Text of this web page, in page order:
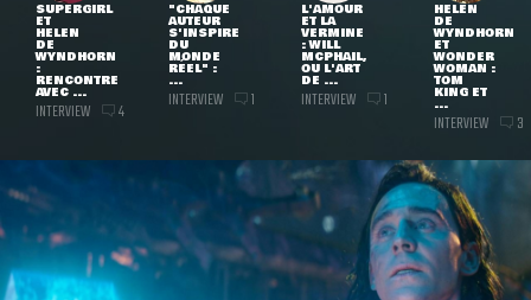
SUPERGIRL
ET
HELEN
DE
WYNDHORN
:
RENCONTRE
AVEC ...
INTERVIEW 4
"CHAQUE
AUTEUR
S'INSPIRE
DU
MONDE
RÉEL" :
...
INTERVIEW 1
L'AMOUR
ET LA
VERMINE
: WILL
MCPHAIL,
OU L'ART
DE ...
INTERVIEW 1
HELEN
DE
WYNDHORN
ET
WONDER
WOMAN :
TOM
KING ET
...
INTERVIEW 3